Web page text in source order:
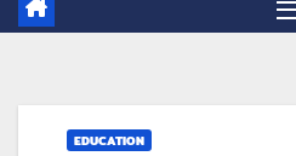
EDUCATION